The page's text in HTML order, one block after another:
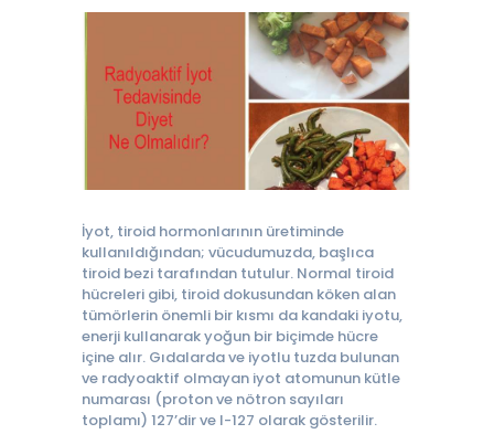
İyot, tiroid hormonlarının üretiminde
kullanıldığından; vücudumuzda, başlıca
tiroid bezi tarafından tutulur. Normal tiroid
hücreleri gibi, tiroid dokusundan köken alan
tümörlerin önemli bir kısmı da kandaki iyotu,
enerji kullanarak yoğun bir biçimde hücre
içine alır. Gıdalarda ve iyotlu tuzda bulunan
ve radyoaktif olmayan iyot atomunun kütle
numarası (proton ve nötron sayıları
toplamı) 127’dir ve I-127 olarak gösterilir.